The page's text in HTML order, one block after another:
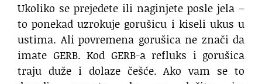
Ukoliko se prejedete ili naginjete posle jela –
to ponekad uzrokuje gorušicu i kiseli ukus u
ustima. Ali povremena gorušica ne znači da
imate GERB. Kod GERB-a refluks i gorušica
traju duže i dolaze češće. Ako vam se to